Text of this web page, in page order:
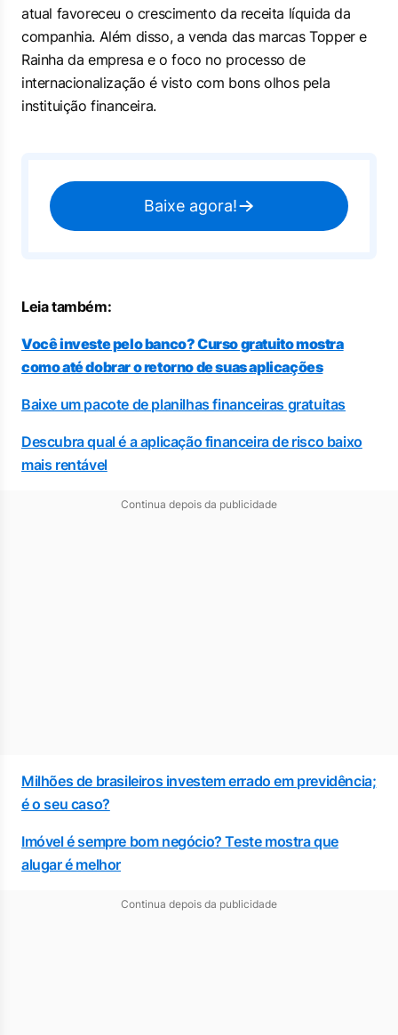
atual favoreceu o crescimento da receita líquida da
companhia. Além disso, a venda das marcas Topper e
Rainha da empresa e o foco no processo de
internacionalização é visto com bons olhos pela
instituição financeira.
Baixe agora!
Leia também:
Você investe pelo banco? Curso gratuito mostra
como até dobrar o retorno de suas aplicações
Baixe um pacote de planilhas financeiras gratuitas
Descubra qual é a aplicação financeira de risco baixo
mais rentável
Continua depois da publicidade
Milhões de brasileiros investem errado em previdência;
é o seu caso?
Imóvel é sempre bom negócio? Teste mostra que
alugar é melhor
Continua depois da publicidade